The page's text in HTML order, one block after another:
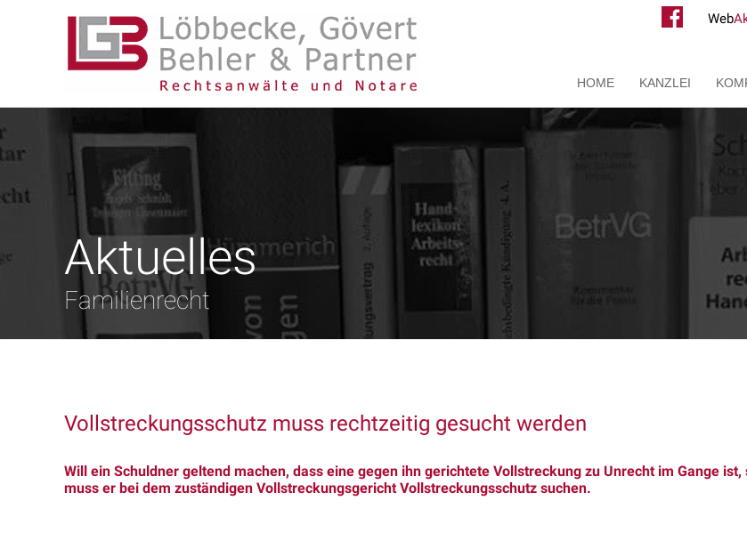
HOME KANZLEI
Web
Aktuelles
Familienrecht
Vollstreckungsschutz muss rechtzeitig gesucht werden
Will ein Schuldner geltend machen, dass eine gegen ihn gerichtete Vollstreckung zu Unrecht im Gange ist,
muss er bei dem zuständigen Vollstreckungsgericht Vollstreckungsschutz suchen.